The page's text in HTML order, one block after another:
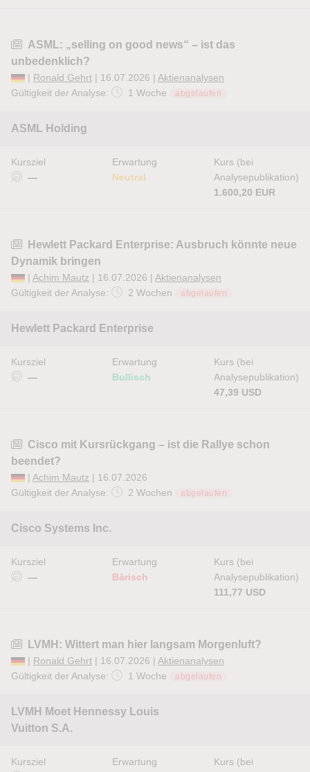
ASML: „selling on good news“ – ist das
unbedenklich?
| Ronald Gehrt | 16.07.2026 | Aktienanalysen
Gültigkeit der Analyse:
1 Woche abgelaufen
ASML Holding
Kursziel
—
Erwartung
Neutral
Kurs (bei
Analysepublikation)
1.600,20 EUR
Hewlett Packard Enterprise: Ausbruch könnte neue
Dynamik bringen
| Achim Mautz | 16.07.2026 | Aktienanalysen
Gültigkeit der Analyse:
2 Wochen abgelaufen
Hewlett Packard Enterprise
Kursziel
—
Erwartung
Bullisch
Kurs (bei
Analysepublikation)
47,39 USD
Cisco mit Kursrückgang – ist die Rallye schon
beendet?
| Achim Mautz | 16.07.2026
Gültigkeit der Analyse:
2 Wochen abgelaufen
Cisco Systems Inc.
Kursziel
—
Erwartung
Bärisch
Kurs (bei
Analysepublikation)
111,77 USD
LVMH: Wittert man hier langsam Morgenluft?
| Ronald Gehrt | 16.07.2026 | Aktienanalysen
Gültigkeit der Analyse:
1 Woche abgelaufen
LVMH Moet Hennessy Louis
Vuitton S.A.
Kursziel
Erwartung
Kurs (bei